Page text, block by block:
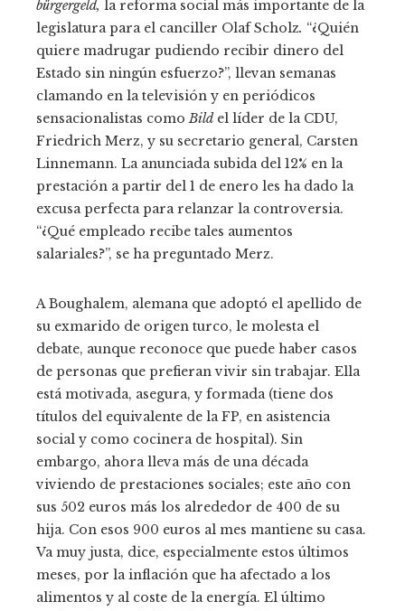
bürgergeld, la reforma social más importante de la
legislatura para el canciller Olaf Scholz. “¿Quién
quiere madrugar pudiendo recibir dinero del
Estado sin ningún esfuerzo?”, llevan semanas
clamando en la televisión y en periódicos
sensacionalistas comoBild el líder de la CDU,
Friedrich Merz, y su secretario general, Carsten
Linnemann. La anunciada subida del 12% en la
prestación a partir del 1 de enero les ha dado la
excusa perfecta para relanzar la controversia.
“¿Qué empleado recibe tales aumentos
salariales?”, se ha preguntado Merz.
A Boughalem, alemana que adoptó el apellido de
su exmarido de origen turco, le molesta el
debate, aunque reconoce que puede haber casos
de personas que prefieran vivir sin trabajar. Ella
está motivada, asegura, y formada (tiene dos
títulos del equivalente de la FP, en asistencia
social y como cocinera de hospital). Sin
embargo, ahora lleva más de una década
viviendo de prestaciones sociales; este año con
sus 502 euros más los alrededor de 400 de su
hija. Con esos 900 euros al mes mantiene su casa.
Va muy justa, dice, especialmente estos últimos
meses, por la inflación que ha afectado a los
alimentos y al coste de la energía. El último